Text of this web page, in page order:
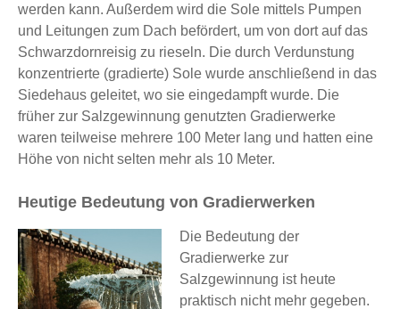
werden kann. Außerdem wird die Sole mittels Pumpen
und Leitungen zum Dach befördert, um von dort auf das
Schwarzdornreisig zu rieseln. Die durch Verdunstung
konzentrierte (gradierte) Sole wurde anschließend in das
Siedehaus geleitet, wo sie eingedampft wurde. Die
früher zur Salzgewinnung genutzten Gradierwerke
waren teilweise mehrere 100 Meter lang und hatten eine
Höhe von nicht selten mehr als 10 Meter.
Heutige Bedeutung von Gradierwerken
Die Bedeutung der
Gradierwerke zur
Salzgewinnung ist heute
praktisch nicht mehr gegeben.